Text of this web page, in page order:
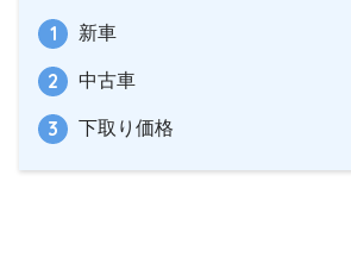
新車
中古車
下取り価格